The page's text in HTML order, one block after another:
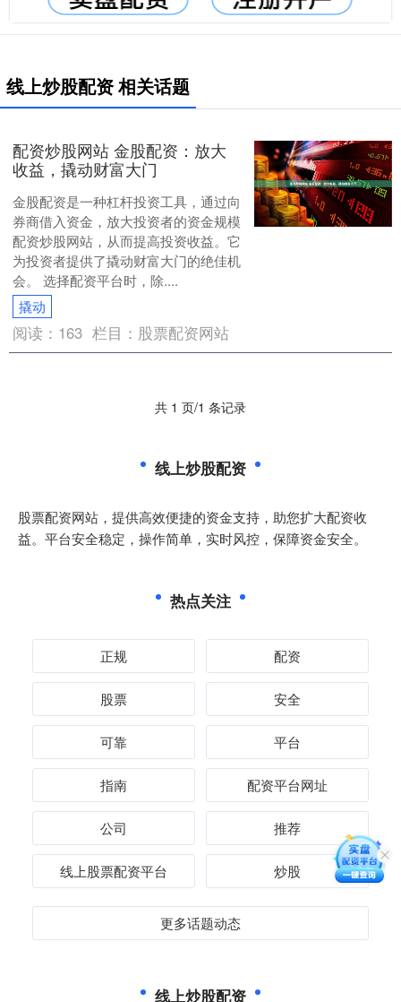
线上炒股配资 相关话题
配资炒股网站 金股配资：放大
收益，撬动财富大门
金股配资是一种杠杆投资工具，通过向
券商借入资金，放大投资者的资金规模
配资炒股网站，从而提高投资收益。它
为投资者提供了撬动财富大门的绝佳机
会。 选择配资平台时，除....
撬动
阅读： 163 栏目： 股票配资网站
共 1 页/1 条记录
线上炒股配资
股票配资网站，提供高效便捷的资金支持，助您扩大配资收
益。平台安全稳定，操作简单，实时风控，保障资金安全。
热点关注
正规 配资
股票 安全
可靠 平台
指南 配资平台网址
公司 推荐
线上股票配资平台 炒股
更多话题动态
线上炒股配资